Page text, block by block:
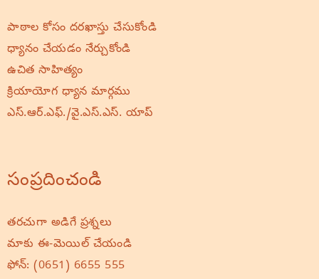
పాఠాల కోసం దరఖాస్తు చేసుకోండి
ధ్యానం చేయడం నేర్చుకోండి
ఉచిత సాహిత్యం
క్రియాయోగ ధ్యాన మార్గము
ఎస్.ఆర్.ఎఫ్./వై.ఎస్.ఎస్. యాప్
సంప్రదించండి
తరచుగా అడిగే ప్రశ్నలు
మాకు ఈ-మెయిల్ చేయండి
ఫోన్: (0651) 6655 555